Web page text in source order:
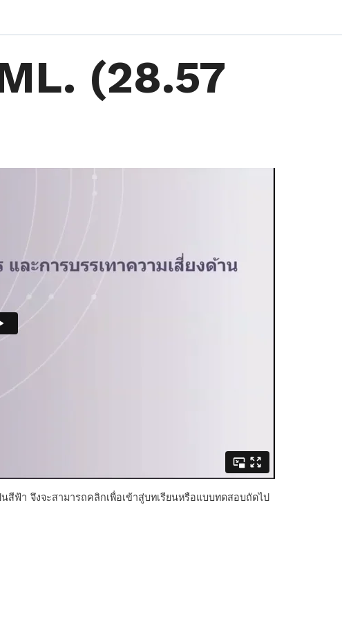
(28.57
ฟ้า จึงจะสามารถคลิกเพื่อเข้าสู่บทเรียนหรือแบบทดสอบถัดไป